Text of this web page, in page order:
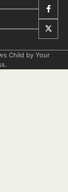
Child by Your
.